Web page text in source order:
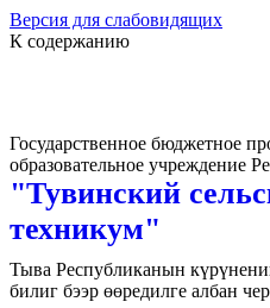
Версия для слабовидящих
К содержанию
Государственное бюджетное
образовательное учреждение
"Тувинский
техникум"
Тыва Республиканын
билиг бээр өөредилге албан